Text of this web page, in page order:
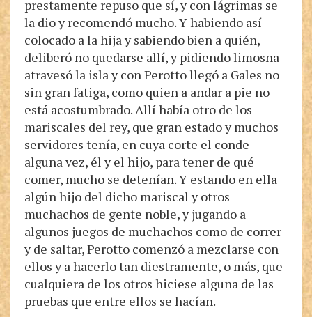
prestamente repuso que sí, y con lágrimas se
la dio y recomendó mucho. Y habiendo así
colocado a la hija y sabiendo bien a quién,
deliberó no quedarse allí, y pidiendo limosna
atravesó la isla y con Perotto llegó a Gales no
sin gran fatiga, como quien a andar a pie no
está acostumbrado. Allí había otro de los
mariscales del rey, que gran estado y muchos
servidores tenía, en cuya corte el conde
alguna vez, él y el hijo, para tener de qué
comer, mucho se detenían. Y estando en ella
algún hijo del dicho mariscal y otros
muchachos de gente noble, y jugando a
algunos juegos de muchachos como de correr
y de saltar, Perotto comenzó a mezclarse con
ellos y a hacerlo tan diestramente, o más, que
cualquiera de los otros hiciese alguna de las
pruebas que entre ellos se hacían.